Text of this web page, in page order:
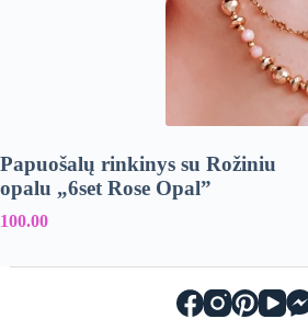
Papuošalų rinkinys su Rožiniu
opalu „6set Rose Opal”
100.00